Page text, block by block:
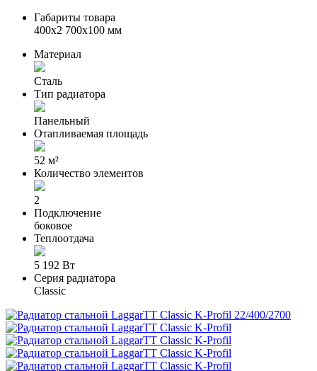
Габариты товара
400x2 700x100 мм
Материал
Сталь
Тип радиатора
Панельный
Отапливаемая площадь
52 м²
Количество элементов
2
Подключение
боковое
Теплоотдача
5 192 Вт
Серия радиатора
Classic